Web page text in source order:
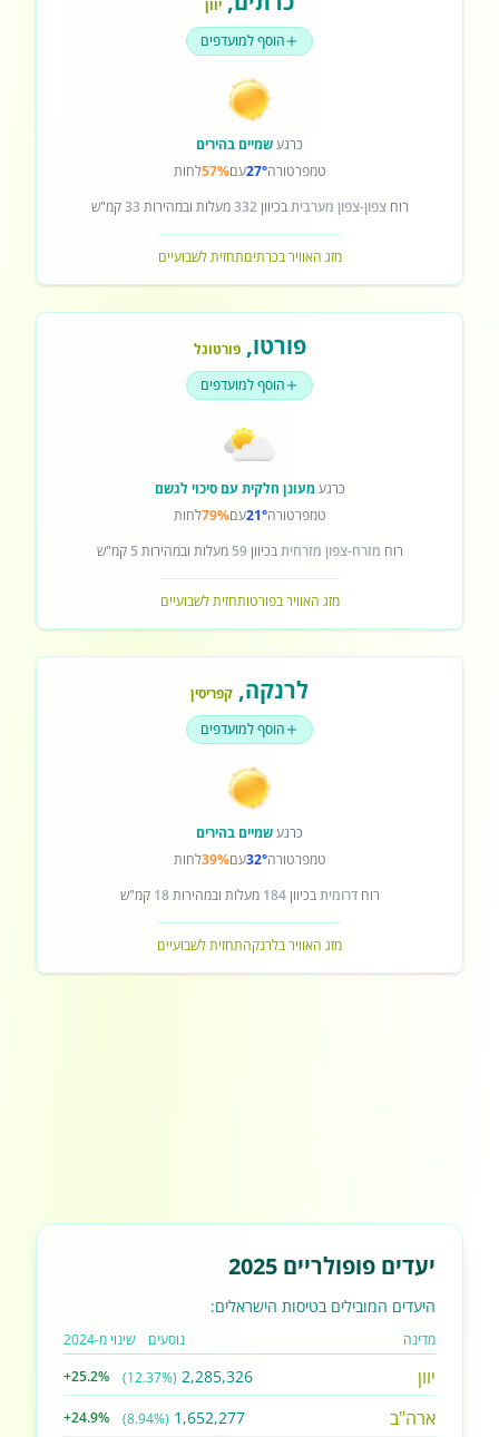
יוון
הוסף למועדפים
כרגעשמיים בהירים
טמפרטורה27°עם57%לחות
רוחצפון-צפון מערביתבכיוון332מעלות ובמהירות 33קמ"ש
מזג האוויר בכרתיםתחזית לשבועיים
פורטו,פורטוגל
הוסף למועדפים
כרגעמעונן חלקית עם סיכוי לגשם
טמפרטורה21°עם79%לחות
רוח מזרח-צפון מזרחיתבכיוון59 מעלות ובמהירות 5 קמ"ש
מזג האוויר בפורטותחזית לשבועיים
לרנקה, קפריסין
הוסף למועדפים
כרגעשמיים בהירים
טמפרטורה32°עם39%לחות
רוחדרומיתבכיוון184 מעלות ובמהירות18 קמ"ש
מזג האוויר בלרנקהתחזית לשבועיים
יעדים פופולריים 2025
היעדים המובילים בטיסות הישראלים:
מדינה נוסעים שינוי מ-2024
יוון 2,285,326
(12.37%)
+25.2%
ארה"ב 1,652,277
(8.94%)
+24.9%